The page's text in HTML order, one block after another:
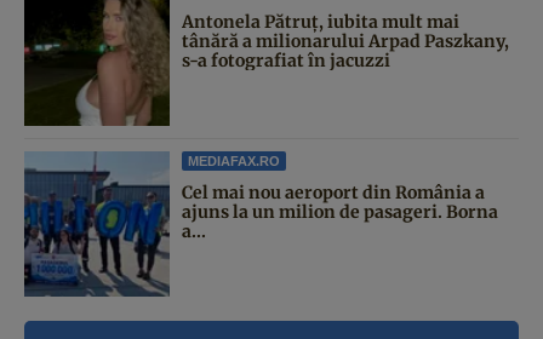
Antonela Pătruț, iubita mult mai
tânără a milionarului Arpad Paszkany,
s-a fotografiat în jacuzzi
MEDIAFAX.RO
Cel mai nou aeroport din România a
ajuns la un milion de pasageri. Borna
a...